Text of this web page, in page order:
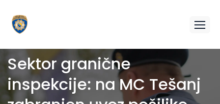
Sektor granične
inspekcije: na MC Tešanj